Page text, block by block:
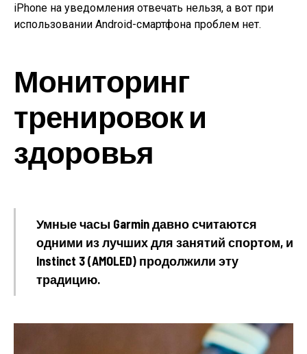
iPhone на уведомления отвечать нельзя, а вот при
использовании Android-смартфона проблем нет.
Мониторинг
тренировок и
здоровья
Умные часы Garmin давно считаются
одними из лучших для занятий спортом, и
Instinct 3 (AMOLED) продолжили эту
традицию.